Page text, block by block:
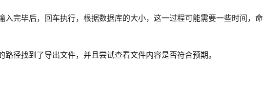
入完毕后，回车执行，根据数据库的大小，这一过程可能需要一些时间，
路径找到了导出文件，并且尝试查看文件内容是否符合预期。